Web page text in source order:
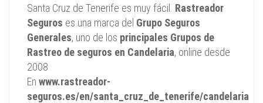
Santa Cruz de Tenerife es muy fácil. Rastreador
Seguros es una marca del Grupo Seguros
Generales, uno de los principales Grupos de
Rastreo de seguros en Candelaria, online desde
2008
En www.rastreador-
seguros.es/en/santa_cruz_de_tenerife/candelaria